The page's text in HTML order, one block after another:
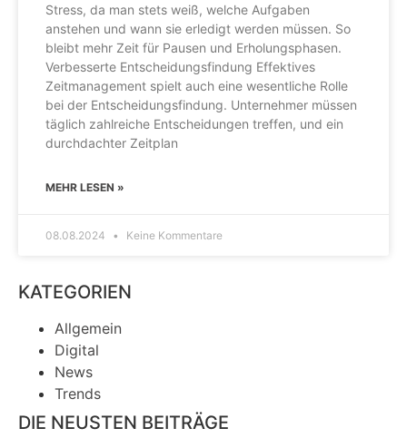
Stress, da man stets weiß, welche Aufgaben
anstehen und wann sie erledigt werden müssen. So
bleibt mehr Zeit für Pausen und Erholungsphasen.
Verbesserte Entscheidungsfindung Effektives
Zeitmanagement spielt auch eine wesentliche Rolle
bei der Entscheidungsfindung. Unternehmer müssen
täglich zahlreiche Entscheidungen treffen, und ein
durchdachter Zeitplan
MEHR LESEN »
08.08.2024 Keine Kommentare
KATEGORIEN
Allgemein
Digital
News
Trends
DIE NEUSTEN BEITRÄGE